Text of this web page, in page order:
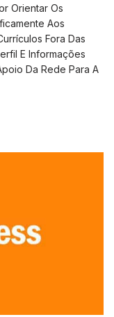
Orientar Os
Aos
Fora Das
E Informações
Da Rede Para A